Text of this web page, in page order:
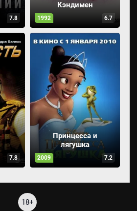
7.8
Кэндимен
1992 6.7
7.8
Принцесса и
лягушка
2009 7.2
18+